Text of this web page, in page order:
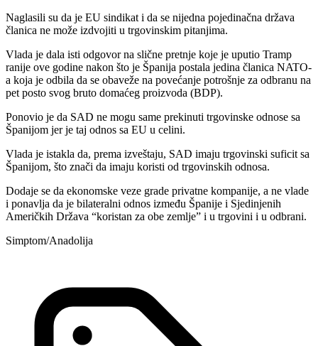
Naglasili su da je EU sindikat i da se nijedna pojedinačna država
članica ne može izdvojiti u trgovinskim pitanjima.
Vlada je dala isti odgovor na slične pretnje koje je uputio Tramp
ranije ove godine nakon što je Španija postala jedina članica NATO-
a koja je odbila da se obaveže na povećanje potrošnje za odbranu na
pet posto svog bruto domaćeg proizvoda (BDP).
Ponovio je da SAD ne mogu same prekinuti trgovinske odnose sa
Španijom jer je taj odnos sa EU u celini.
Vlada je istakla da, prema izveštaju, SAD imaju trgovinski suficit sa
Španijom, što znači da imaju koristi od trgovinskih odnosa.
Dodaje se da ekonomske veze grade privatne kompanije, a ne vlade
i ponavlja da je bilateralni odnos između Španije i Sjedinjenih
Američkih Država “koristan za obe zemlje” i u trgovini i u odbrani.
Simptom/Anadolija